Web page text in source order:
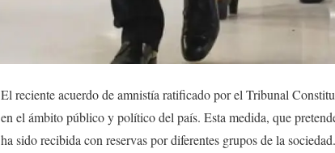
El reciente acuerdo de amnistía ratificado por el Tribunal
en el ámbito público y político del país. Esta medida, que
ha sido recibida con reservas por diferentes grupos de la